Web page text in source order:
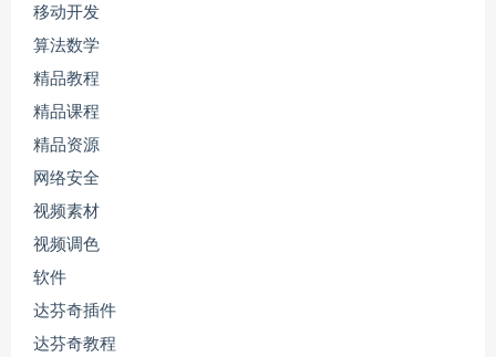
移动开发
算法数学
精品教程
精品课程
精品资源
网络安全
视频素材
视频调色
软件
达芬奇插件
达芬奇教程